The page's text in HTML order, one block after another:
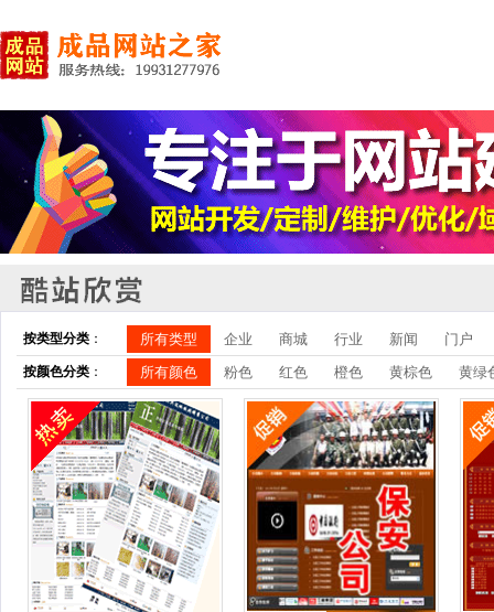
按类型分类 ： 所有类型 企业 商城 行业 新闻 门户
按颜色分类 ： 所有颜色 粉色 红色 橙色 黄棕色 黄绿